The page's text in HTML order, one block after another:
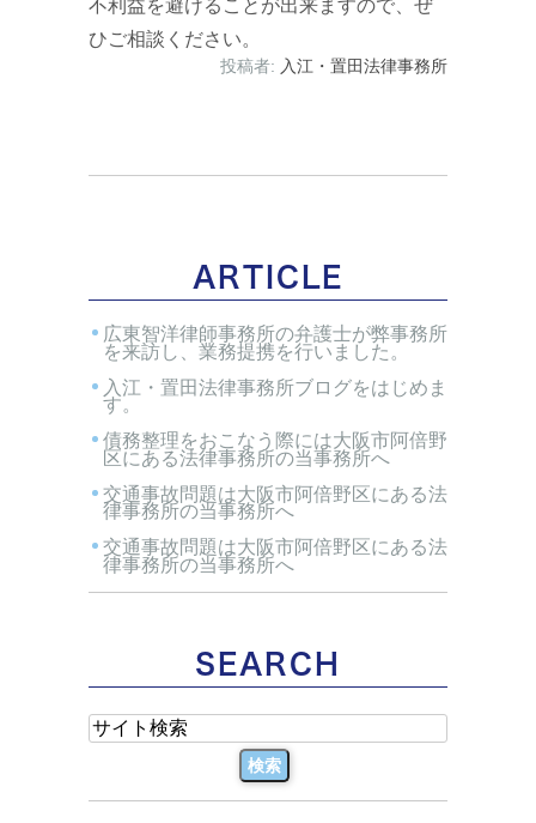
不利益を避けることが出来ますので、ぜ
ひご相談ください。
投稿者: 入江・置田法律事務所
ARTICLE
広東智洋律師事務所の弁護士が弊事務所
を来訪し、業務提携を行いました。
入江・置田法律事務所ブログをはじめま
す。
債務整理をおこなう際には大阪市阿倍野
区にある法律事務所の当事務所へ
交通事故問題は大阪市阿倍野区にある法
律事務所の当事務所へ
交通事故問題は大阪市阿倍野区にある法
律事務所の当事務所へ
SEARCH